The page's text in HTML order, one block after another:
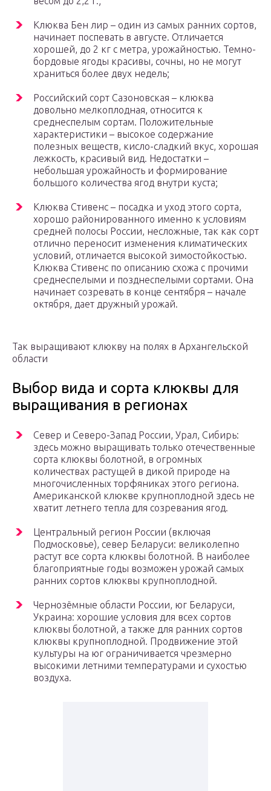
Клюква Бен лир – один из самых ранних сортов,
начинает поспевать в августе. Отличается
хорошей, до 2 кг с метра, урожайностью. Темно-
бордовые ягоды красивы, сочны, но не могут
храниться более двух недель;
Российский сорт Сазоновская – клюква
довольно мелкоплодная, относится к
среднеспелым сортам. Положительные
характеристики – высокое содержание
полезных веществ, кисло-сладкий вкус, хорошая
лежкость, красивый вид. Недостатки –
небольшая урожайность и формирование
большого количества ягод внутри куста;
Клюква Стивенс – посадка и уход этого сорта,
хорошо районированного именно к условиям
средней полосы России, несложные, так как сорт
отлично переносит изменения климатических
условий, отличается высокой зимостойкостью.
Клюква Стивенс по описанию схожа с прочими
среднеспелыми и позднеспелыми сортами. Она
начинает созревать в конце сентября – начале
октября, дает дружный урожай.
Так выращивают клюкву на полях в Архангельской
области
Выбор вида и сорта клюквы для
выращивания в регионах
Север и Северо-Запад России, Урал, Сибирь:
здесь можно выращивать только отечественные
сорта клюквы болотной, в огромных
количествах растущей в дикой природе на
многочисленных торфяниках этого региона.
Американской клюкве крупноплодной здесь не
хватит летнего тепла для созревания ягод.
Центральный регион России (включая
Подмосковье), север Беларуси: великолепно
растут все сорта клюквы болотной. В наиболее
благоприятные годы возможен урожай самых
ранних сортов клюквы крупноплодной.
Чернозёмные области России, юг Беларуси,
Украина: хорошие условия для всех сортов
клюквы болотной, а также для ранних сортов
клюквы крупноплодной. Продвижение этой
культуры на юг ограничивается чрезмерно
высокими летними температурами и сухостью
воздуха.